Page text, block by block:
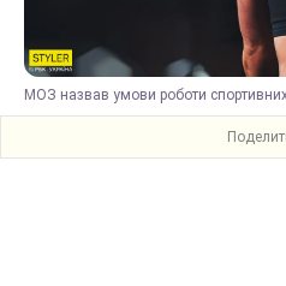
МОЗ назвав умови роботи